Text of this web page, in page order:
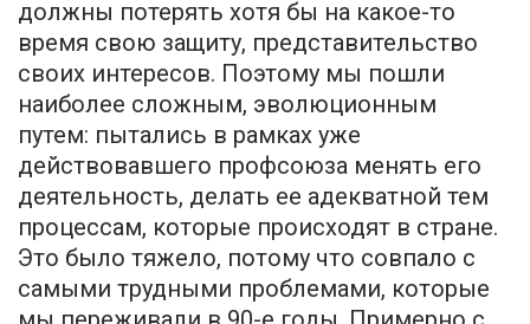
должны потерять хотя бы на какое-то
время свою защиту, представительство
своих интересов. Поэтому мы пошли
наиболее сложным, эволюционным
путем: пытались в рамках уже
действовавшего профсоюза менять его
деятельность, делать ее адекватной тем
процессам, которые происходят в стране.
Это было тяжело, потому что совпало с
самыми трудными проблемами, которые